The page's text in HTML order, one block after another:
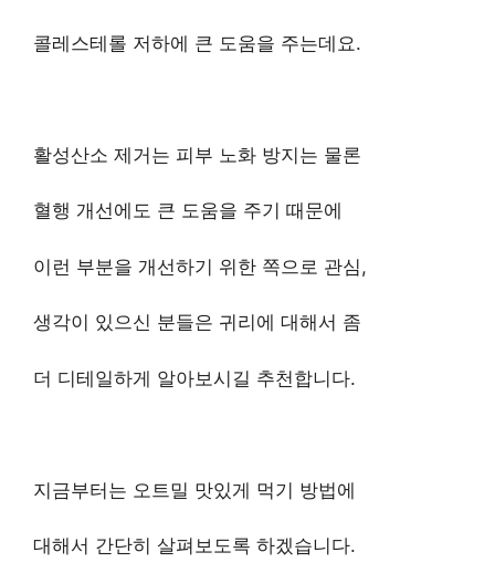
콜레스테롤 저하에 큰 도움을 주는데요.
활성산소 제거는 피부 노화 방지는 물론
혈행 개선에도 큰 도움을 주기 때문에
이런 부분을 개선하기 위한 쪽으로 관심,
생각이 있으신 분들은 귀리에 대해서 좀
더 디테일하게 알아보시길 추천합니다.
지금부터는 오트밀 맛있게 먹기 방법에
대해서 간단히 살펴보도록 하겠습니다.